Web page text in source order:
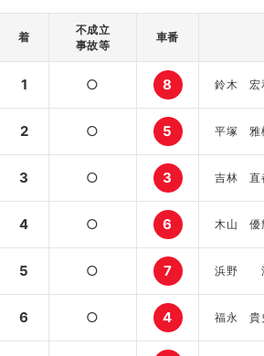
着
不成立
事故等
車番
1 ○ 8 鈴木 宏
2 ○ 5 平塚 雅
3 ○ 3 吉林 直
4 ○ 6 木山 優
5 ○ 7 浜野
6 ○ 4 福永 貴